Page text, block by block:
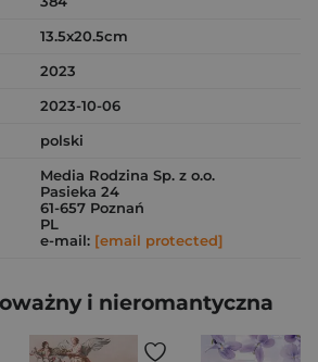
13.5x20.5cm
2023
2023-10-06
polski
Media Rodzina Sp. z o.o.
Pasieka 24
61-657 Poznań
PL
e-mail: [email protected]
i nieromantyczna